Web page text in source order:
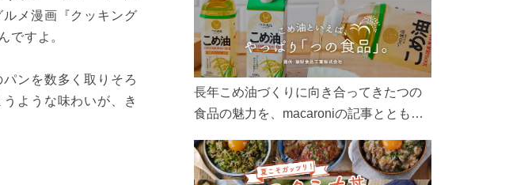
メ漫画『クッキング
ですよ。
ンを数多く取りそろ
ような味わいが、き
長年こめ油づくりに向き合ってきたつの
食品の魅力を、macaroniの記事とともに
ん、製造現場や品質へのこだわりまで。
こめ油をもっと好きになるコンテンツを